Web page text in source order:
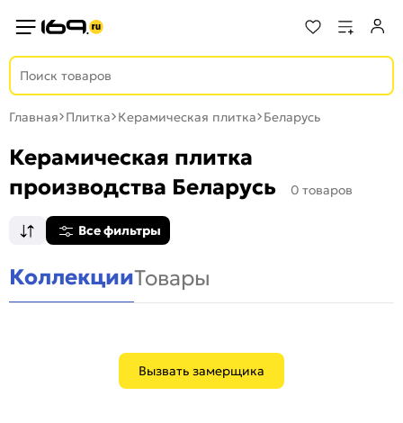
Главная Плитка Керамическая плитка Беларусь
Керамическая плитка
производства Беларусь
0 товаров
Все фильтры
КоллекцииТовары
Вызвать замерщика